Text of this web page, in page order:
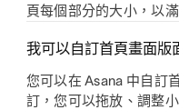
頁每個部分的大小，以
我可以自訂首頁畫面版
您可以在 Asana 中自訂
訂，您可以拖放、調整